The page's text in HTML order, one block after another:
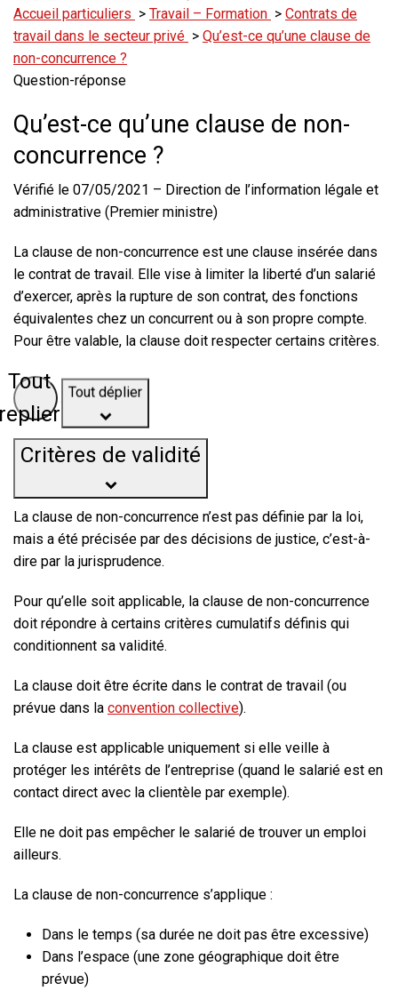
Accueil particuliers > Travail – Formation > Contrats de
travail dans le secteur privé > Qu’est-ce qu’une clause de
non-concurrence ?
Question-réponse
Qu’est-ce qu’une clause de non-
concurrence ?
Vérifié le 07/05/2021 – Direction de l’information légale et
administrative (Premier ministre)
La clause de non-concurrence est une clause insérée dans
le contrat de travail. Elle vise à limiter la liberté d’un salarié
d’exercer, après la rupture de son contrat, des fonctions
équivalentes chez un concurrent ou à son propre compte.
Pour être valable, la clause doit respecter certains critères.
Tout
Tout déplier
Critères de validité
La clause de non-concurrence n’est pas définie par la loi,
mais a été précisée par des décisions de justice, c’est-à-
dire par l a jurisprudence.
Pour qu’elle soit applicable, la clause de non-concurrence
doit répondre à certains critères cumulatifs définis qui
conditionnent sa validité.
La clause doit être écrite dans le contrat de travail (ou
prévue dans la convention collective).
La clause est applicable uniquement si elle veille à
protéger les intérêts de l’entreprise (quand le salarié est en
contact direct avec la clientèle par exemple).
Elle ne doit pas empêcher le salarié de trouver un emploi
ailleurs.
La clause de non-concurrence s’applique :
Dans le temps (sa durée ne doit pas être excessive)
Dans l’espace (une zone géographique doit être
prévue)